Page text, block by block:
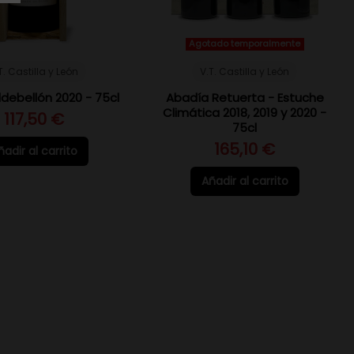
2020 - 75cl
117,50 €
al carrito
Agotado temporalmente
Abadía Retuerta - Estuche
Climática 2018, 2019 y 2020 -
75cl
165,10 €
Añadir al carrito